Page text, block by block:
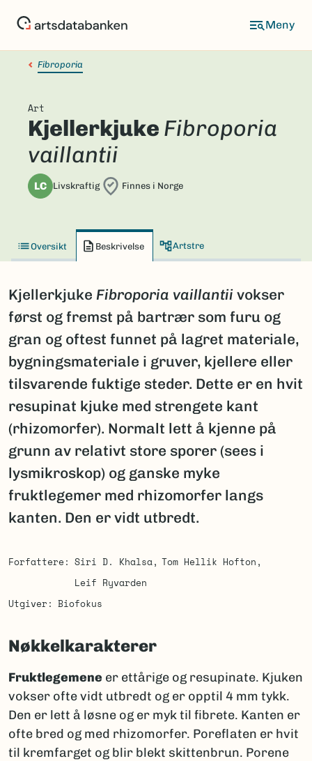
Fibroporia
Art
Kjellerkjuke Fibroporia
vaillantii
LC Livskraftig Finnes i Norge
Oversikt Beskrivelse Artstre
Kjellerkjuke Fibroporia vaillantii vokser
først og fremst på bartrær som furu og
gran og oftest funnet på lagret materiale,
bygningsmateriale i gruver, kjellere eller
tilsvarende fuktige steder. Dette er en hvit
resupinat kjuke med strengete kant
(rhizomorfer). Normalt lett å kjenne på
grunn av relativt store sporer (sees i
lysmikroskop) og ganske myke
fruktlegemer med rhizomorfer langs
kanten. Den er vidt utbredt.
Forfattere Siri D. Khalsa
Tom Hellik Hofton
Leif Ryvarden
Utgiver
Biofokus
Nøkkelkarakterer
Fruktlegemene er ettårige og resupinate. Kjuken
vokser ofte vidt utbredt og er opptil 4 mm tykk.
Den er lett å løsne og er myk til fibrete. Kanten er
ofte bred og med rhizomorfer. Poreflaten er hvit
til kremfarget og blir blekt skittenbrun. Porene